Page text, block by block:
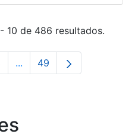
10 de 486 resultados.
...Páginas intermedias Use
Página
49